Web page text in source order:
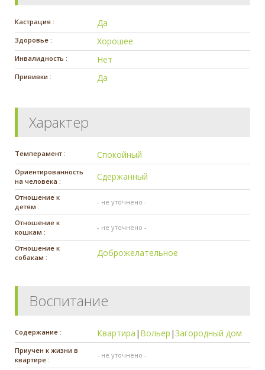
Кастрация : Да
Здоровье : Хорошее
Инвалидность : Нет
Прививки : Да
Характер
Темперамент : Спокойный
Ориентированность
на человека :
Сдержанный
Отношение к
детям :
- не уточнено -
Отношение к
кошкам :
- не уточнено -
Отношение к
собакам :
Доброжелательное
Воспитание
Содержание : Квартира | Вольер |Загородный дом
Приучен к жизни в
квартире :
- не уточнено -